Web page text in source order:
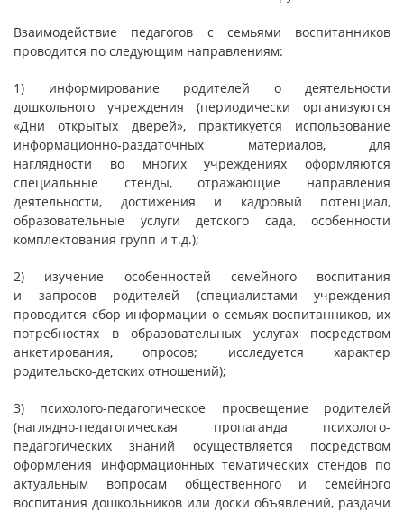
Взаимодействие педагогов с семьями воспитанников
проводится по следующим направлениям:
1) информирование родителей о деятельности
дошкольного учреждения (периодически организуются
«Дни открытых дверей», практикуется использование
информационно-раздаточных материалов, для
наглядности во многих учреждениях оформляются
специальные стенды, отражающие направления
деятельности, достижения и кадровый потенциал,
образовательные услуги детского сада, особенности
комплектования групп и т.д.);
2) изучение особенностей семейного воспитания
и запросов родителей (специалистами учреждения
проводится сбор информации о семьях воспитанников, их
потребностях в образовательных услугах посредством
анкетирования, опросов; исследуется характер
родительско-детских отношений);
3) психолого-педагогическое просвещение родителей
(наглядно-педагогическая пропаганда психолого-
педагогических знаний осуществляется посредством
оформления информационных тематических стендов по
актуальным вопросам общественного и семейного
воспитания дошкольников или доски объявлений, раздачи